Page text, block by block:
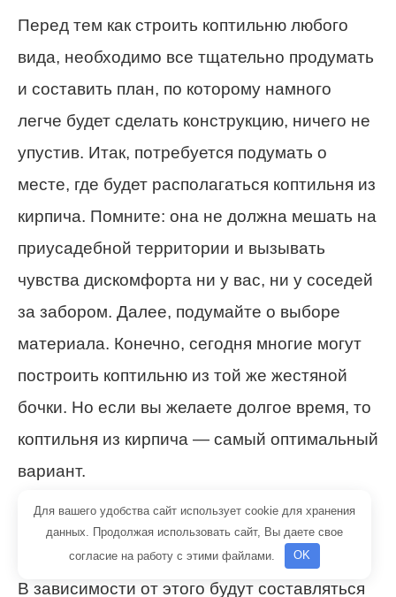
Перед тем как строить коптильню любого
вида, необходимо все тщательно продумать
и составить план, по которому намного
легче будет сделать конструкцию, ничего не
упустив. Итак, потребуется подумать о
месте, где будет располагаться коптильня из
кирпича. Помните: она не должна мешать на
приусадебной территории и вызывать
чувства дискомфорта ни у вас, ни у соседей
за забором. Далее, подумайте о выборе
материала. Конечно, сегодня многие могут
построить коптильню из той же жестяной
бочки. Но если вы желаете долгое время, то
коптильня из кирпича — самый оптимальный
вариант.
Давайте разберемся, какого копчения вы
хотите коптильню: холодного или горячего.
В зависимости от этого будут составляться
Для вашего удобства сайт использует cookie для хранения
данных. Продолжая использовать сайт, Вы даете свое
согласие на работу с этими файлами.
OK